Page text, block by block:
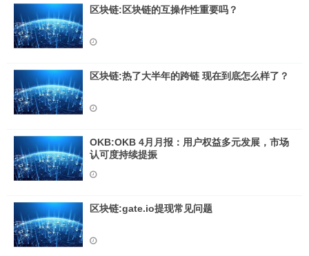
区块链:区块链的互操作性重要吗？
区块链:热了大半年的跨链 现在到底怎么样了？
OKB:OKB 4月月报：用户权益多元发展，市场
认可度持续提振
区块链:gate.io提现常见问题